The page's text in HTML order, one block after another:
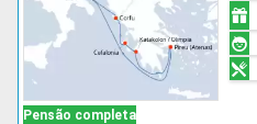
Pensão completa